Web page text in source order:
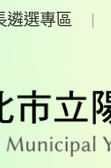
遴選專區